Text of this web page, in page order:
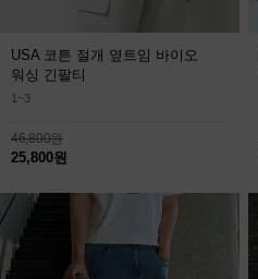
USA 코튼 절개 옆트임 바이오
워싱 긴팔티
1~3
46,800원
25,800원